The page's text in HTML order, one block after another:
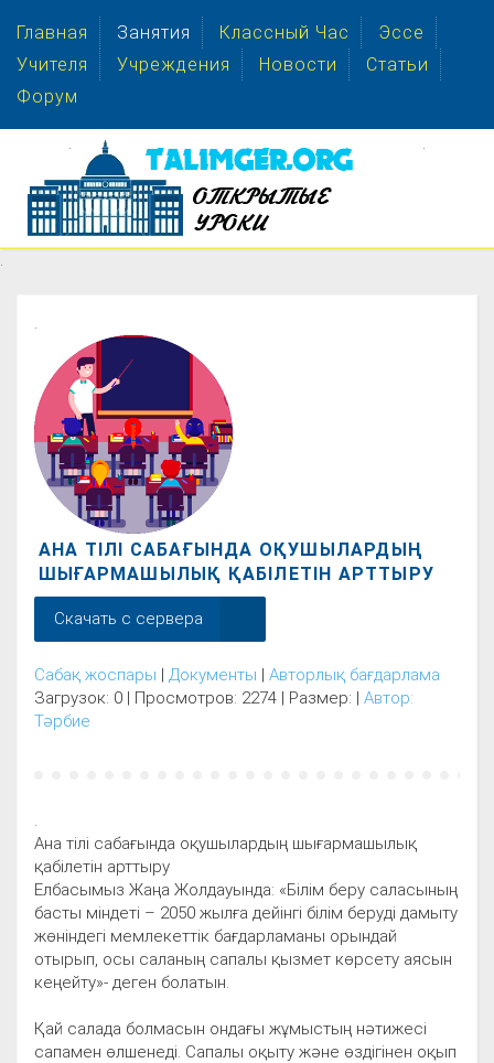
Главная Занятия Классный Час
Эссе
Учителя
Учреждения Новости
Статьи
Форум
.
.
АНА ТІЛІ САБАҒЫНДА ОҚУШЫЛАРДЫҢ
ШЫҒАРМАШЫЛЫҚ ҚАБІЛЕТІН АРТТЫРУ
Скачать с сервера
Сабақ жоспары | Документы | Авторлық бағдарлама
Загрузок: 0 | Просмотров: 2274 | Размер: | Автор:
Тәрбие
Ана тілі сабағында оқушылардың шығармашылық
қабілетін арттыру
Елбасымыз Жаңа Жолдауында: «Білім беру саласының
басты міндеті – 2050 жылға дейінгі білім беруді дамыту
жөніндегі мемлекеттік бағдарламаны орындай
отырып, осы саланың сапалы қызмет көрсету аясын
кеңейту»- деген болатын.
Қай салада болмасын ондағы жұмыстың нәтижесі
сапамен өлшенеді. Сапалы оқыту және өздігінен оқып
. .